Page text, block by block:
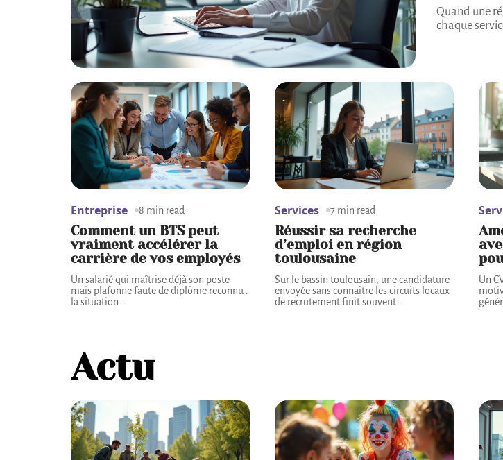
Quand une
chaque
Entreprise 8 min read
Comment un BTS peut
vraiment accélérer la
carrière de vos employés
Un salarié qui maîtrise déjà son poste
mais plafonne faute de diplôme reconnu :
la situation
Services 7 min read
Réussir sa recherche
d’emploi en région
toulousaine
Sur le bassin toulousain, une candidature
envoyée sans connaître les circuits locaux
de recrutement finit souvent
Un
Actu